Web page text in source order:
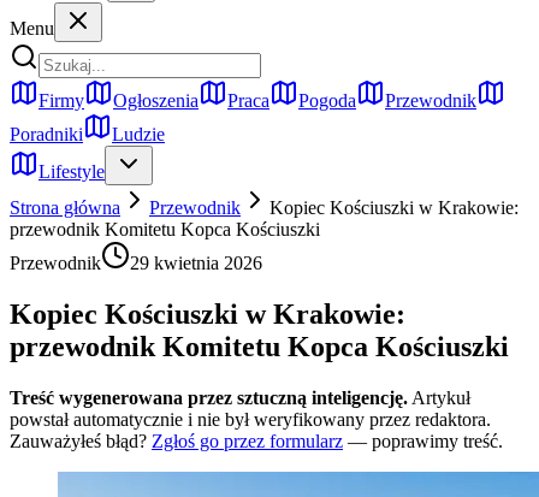
Menu
Firmy Ogłoszenia Praca Pogoda
Przewodnik
Poradniki
Ludzie
Lifestyle
Strona główna
Przewodnik
Kopiec Kościuszki w Krakowie:
przewodnik Komitetu Kopca Kościuszki
Przewodnik
29 kwietnia 2026
Kopiec Kościuszki w Krakowie:
przewodnik Komitetu Kopca Kościuszki
Treść wygenerowana przez sztuczną inteligencję. Artykuł
powstał automatycznie i nie był weryfikowany przez redaktora.
Zauważyłeś błąd? Zgłoś go przez formularz — poprawimy treść.